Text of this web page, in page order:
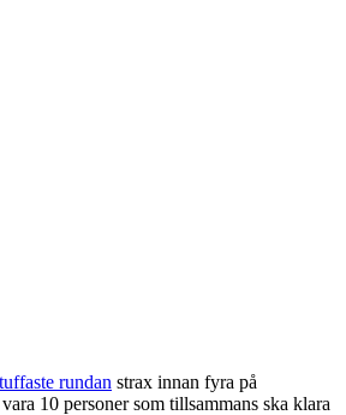
rundan strax innan fyra på
10 personer som tillsammans ska klara